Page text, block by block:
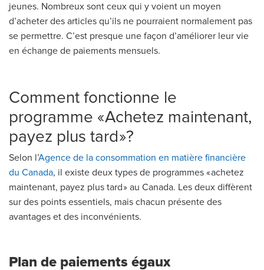
jeunes. Nombreux sont ceux qui y voient un moyen
d’acheter des articles qu’ils ne pourraient normalement pas
se permettre. C’est presque une façon d’améliorer leur vie
en échange de paiements mensuels.
Comment fonctionne le
programme « Achetez maintenant,
payez plus tard »?
Selon l’Agence de la consommation en matière financière
du Canada, il existe deux types de programmes « achetez
maintenant, payez plus tard » au Canada. Les deux diffèrent
sur des points essentiels, mais chacun présente des
avantages et des inconvénients.
Plan de paiements égaux